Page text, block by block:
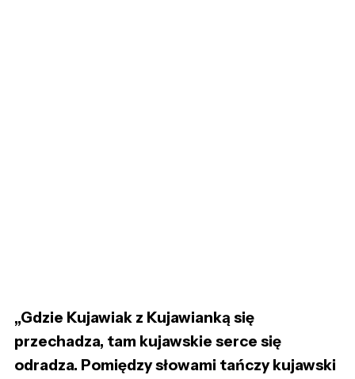
„Gdzie Kujawiak z Kujawianką się
przechadza, tam kujawskie serce się
odradza. Pomiędzy słowami tańczy kujawski